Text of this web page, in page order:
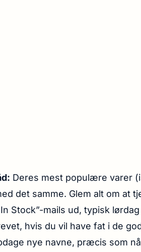
Deres mest populære varer
det samme. Glem alt om at
Stock”-mails ud, typisk
hvis du vil have fat i de
nye navne, præcis som